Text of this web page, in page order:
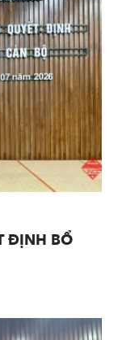
ĐỊNH BỔ